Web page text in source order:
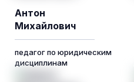
Антон
Михайлович
педагог по юридическим
дисциплинам